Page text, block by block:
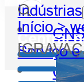
Indústrias
Serviço
Central
Início >